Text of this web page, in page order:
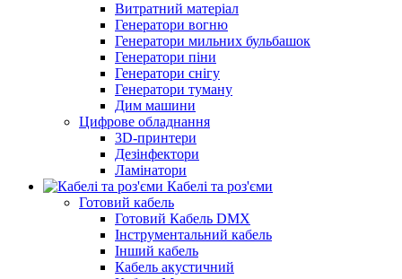
Витратний матеріал
Генератори вогню
Генератори мильних бульбашок
Генератори піни
Генератори снігу
Генератори туману
Дим машини
Цифрове обладнання
3D-принтери
Дезінфектори
Ламінатори
Кабелі та роз'єми
Готовий кабель
Готовий Кабель DMX
Інструментальний кабель
Інший кабель
Кабель акустичний